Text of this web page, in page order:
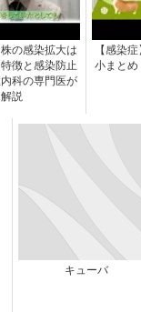
の感染拡大は
徴と感染防止
科の専門医が
解説
【感染
小まとめ
キューバ